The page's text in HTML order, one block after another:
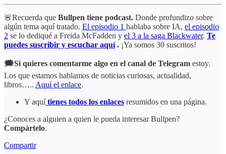
🚨Recuerda que Bullpen tiene podcast. Donde profundizo sobre
algún tema aquí tratado. El episodio 1 hablaba sobre IA, el episodio
2 se lo dediqué a Freida McFadden y el 3 a la saga Blackwater. Te
puedes suscribir y escuchar aquí. ¡Ya somos 30 suscritos!
🗯️Si quieres comentarme algo en el canal de Telegram estoy.
Los que estamos hablamos de noticias curiosas, actualidad,
libros….. Aquí el enlace.
Y aquítienes todos los enlaces resumidos en una página.
¿Conoces a alguien a quien le pueda interesar Bullpen?
Compártelo.
Compartir